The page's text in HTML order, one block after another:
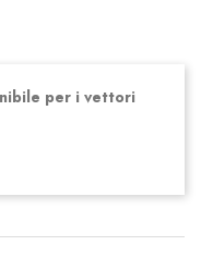
per i vettori